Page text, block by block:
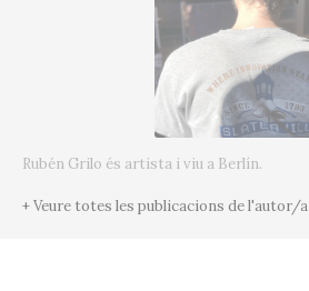
Rubén Grilo és artista i viu a Berlín.
+ Veure totes les publicacions de l'autor/a